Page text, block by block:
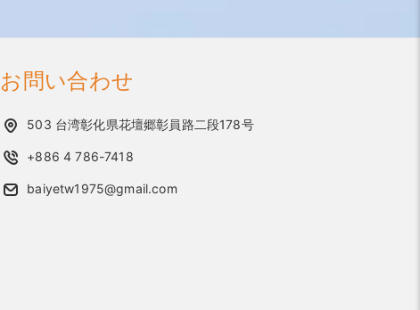
お問い合わせ
503 台湾彰化県花壇郷彰員路二段178号
+886 4 786-7418
baiyetw1975@gmail.com